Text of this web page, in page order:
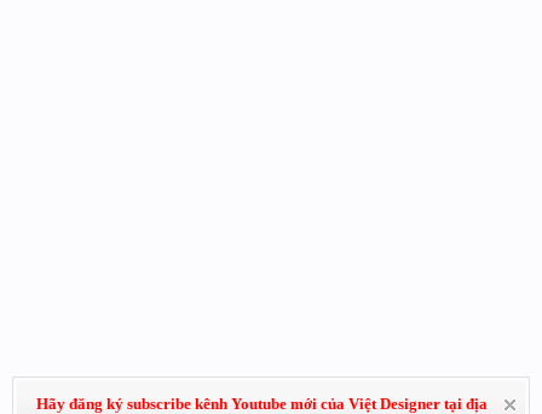
Hãy đăng ký subscribe kênh Youtube mới của Việt Designer tại địa